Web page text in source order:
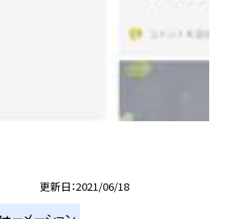
更新日 2021/06/18